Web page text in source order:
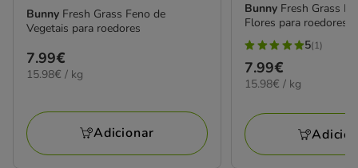
Bunny Fresh Grass Feno de
Vegetais para roedores
Preço
7.99€
7.99€
15.98€
15.98€ / kg
Adicionar
Bunny Fresh Grass
Flores para roedores
5
estrelas
com
avaliações
5(1)
Preço
7.99€
7.99€
15.98€
KG
15.98€ / kg